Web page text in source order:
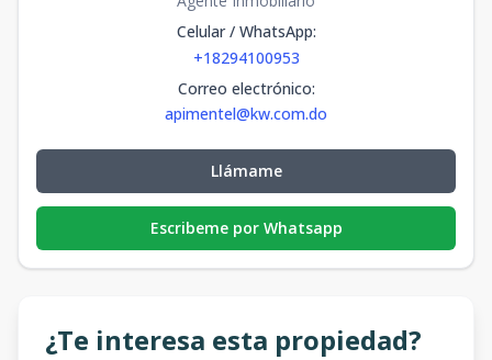
Celular / WhatsApp:
+18294100953
Correo electrónico:
apimentel@kw.com.do
Llámame
Escribeme por Whatsapp
¿Te interesa esta propiedad?